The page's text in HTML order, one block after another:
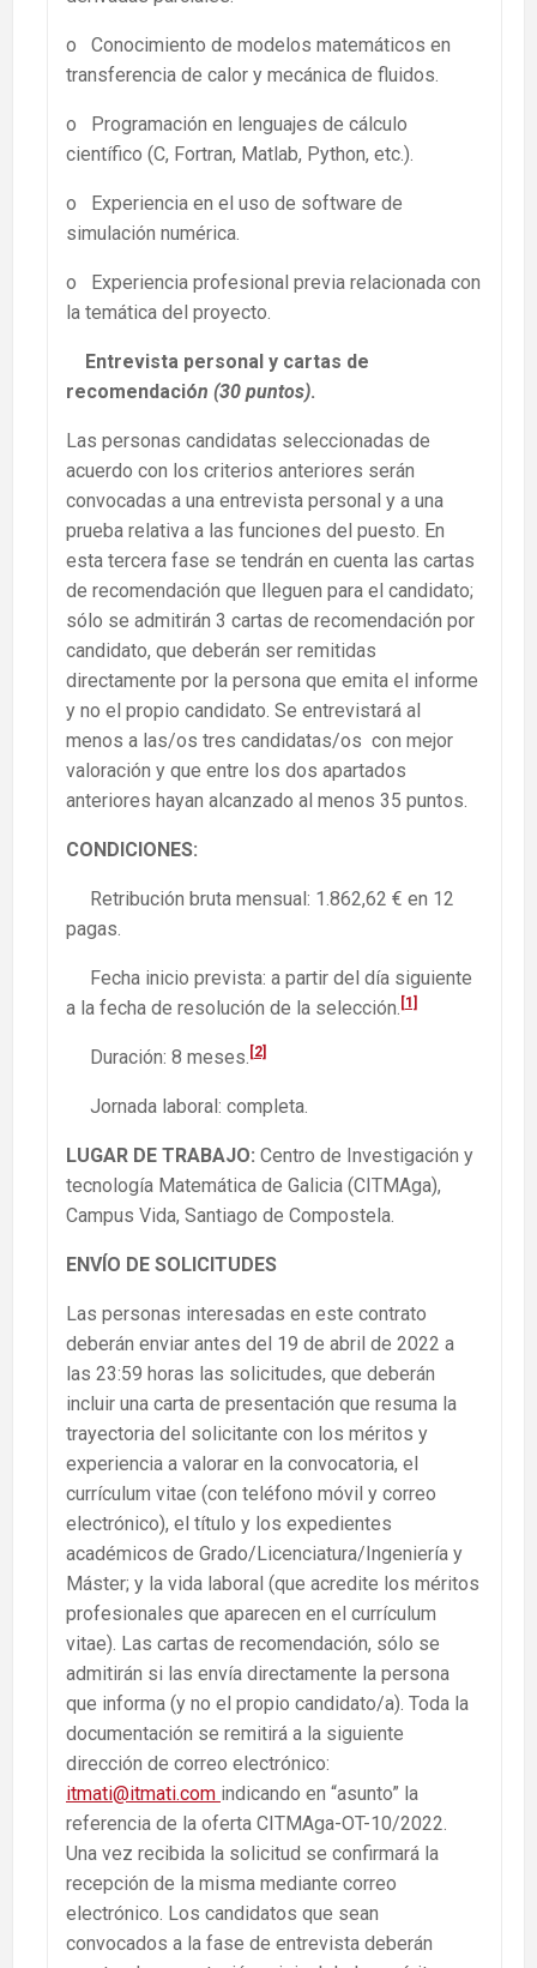
o Conocimiento de modelos matemáticos en
transferencia de calor y mecánica de fluidos.
o Programación en lenguajes de cálculo
científico (C, Fortran, Matlab, Python, etc.).
o Experiencia en el uso de software de
simulación numérica.
o Experiencia profesional previa relacionada con
la temática del proyecto.
Entrevista personal y cartas de
recomendación (30 puntos).
Las personas candidatas seleccionadas de
acuerdo con los criterios anteriores serán
convocadas a una entrevista personal y a una
prueba relativa a las funciones del puesto. En
esta tercera fase se tendrán en cuenta las cartas
de recomendación que lleguen para el candidato;
sólo se admitirán 3 cartas de recomendación por
candidato, que deberán ser remitidas
directamente por la persona que emita el informe
y no el propio candidato. Se entrevistará al
menos a las/os tres candidatas/os con mejor
valoración y que entre los dos apartados
anteriores hayan alcanzado al menos 35 puntos.
CONDICIONES:
Retribución bruta mensual: 1.862,62 € en 12
pagas.
Fecha inicio prevista: a partir del día siguiente
a la fecha de resolución de la selección. [1]
Duración: 8 meses. [2]
Jornada laboral: completa.
LUGAR DE TRABAJO: Centro de Investigación y
tecnología Matemática de Galicia (CITMAga),
Campus Vida, Santiago de Compostela.
ENVÍO DE SOLICITUDES
Las personas interesadas en este contrato
deberán enviar antes del 19 de abril de 2022 a
las 23:59 horas las solicitudes, que deberán
incluir una carta de presentación que resuma la
trayectoria del solicitante con los méritos y
experiencia a valorar en la convocatoria, el
currículum vitae (con teléfono móvil y correo
electrónico), el título y los expedientes
académicos de Grado/Licenciatura/Ingeniería y
Máster; y la vida laboral (que acredite los méritos
profesionales que aparecen en el currículum
vitae). Las cartas de recomendación, sólo se
admitirán si las envía directamente la persona
que informa (y no el propio candidato/a). Toda la
documentación se remitirá a la siguiente
dirección de correo electrónico:
itmati@itmati.com indicando en “asunto” la
referencia de la oferta CITMAga-OT-10/2022.
Una vez recibida la solicitud se confirmará la
recepción de la misma mediante correo
electrónico. Los candidatos que sean
convocados a la fase de entrevista deberán